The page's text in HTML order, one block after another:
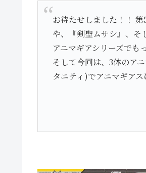
お待たせしました！！
や、『剣聖ムサシ』、そ
アニマギアシリーズでも
そして今回は、3体のア
タニティ)でアニマギアス